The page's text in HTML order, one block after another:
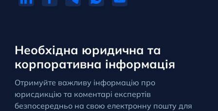
Необхідна юридична та
корпоративна інформація
Отримуйте важливу інформацію про
юрисдикцію та коментарі експертів
безпосередньо на свою електронну пошту для